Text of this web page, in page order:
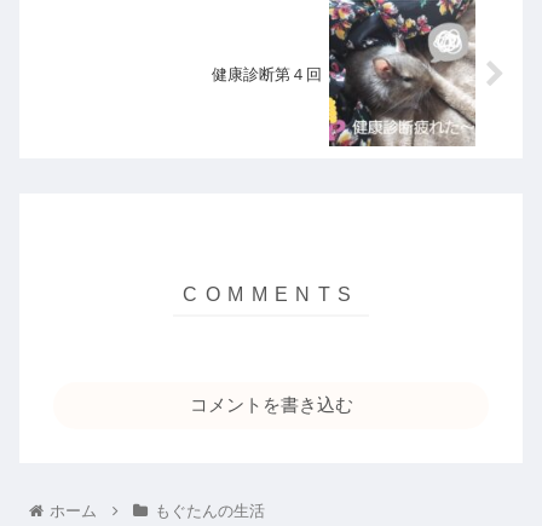
健康診断第４回
コメントを書き込む
ホーム もぐたんの生活